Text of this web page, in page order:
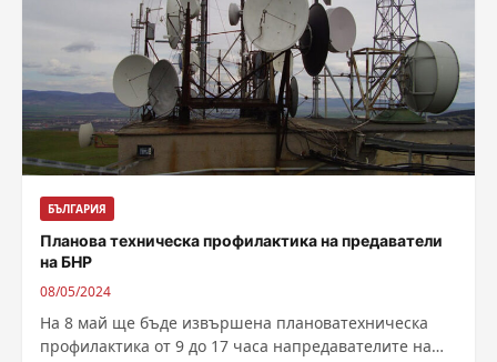
БЪЛГАРИЯ
Планова техническа профилактика на предаватели
на БНР
08/05/2024
На 8 май ще бъде извършена плановатехническа
профилактика от 9 до 17 часа напредавателите на